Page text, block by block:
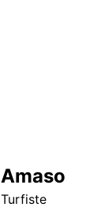
Amaso
Turfiste